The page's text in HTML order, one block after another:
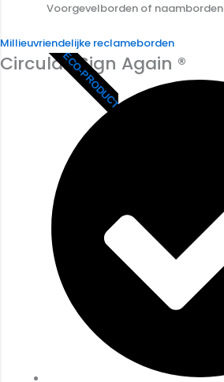
Voorgevelborden of naamborden
Millieuvriendelijke reclameborden
ECO-PRODUCT
Circulair Sign Again ®